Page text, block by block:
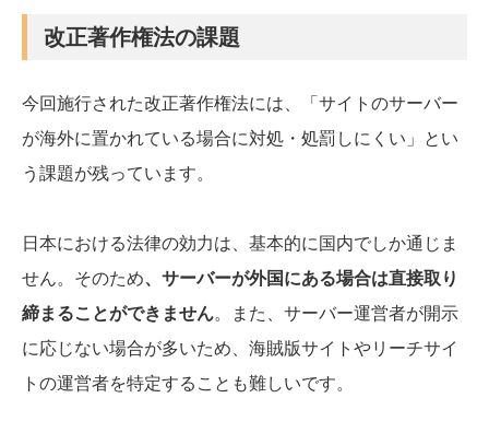
改正著作権法の課題
今回施行された改正著作権法には、「サイトのサーバー
が海外に置かれている場合に対処・処罰しにくい」とい
う課題が残っています。
日本における法律の効力は、基本的に国内でしか通じま
せん。そのため、サーバーが外国にある場合は直接取り
締まることができません。また、サーバー運営者が開示
に応じない場合が多いため、海賊版サイトやリーチサイ
トの運営者を特定することも難しいです。